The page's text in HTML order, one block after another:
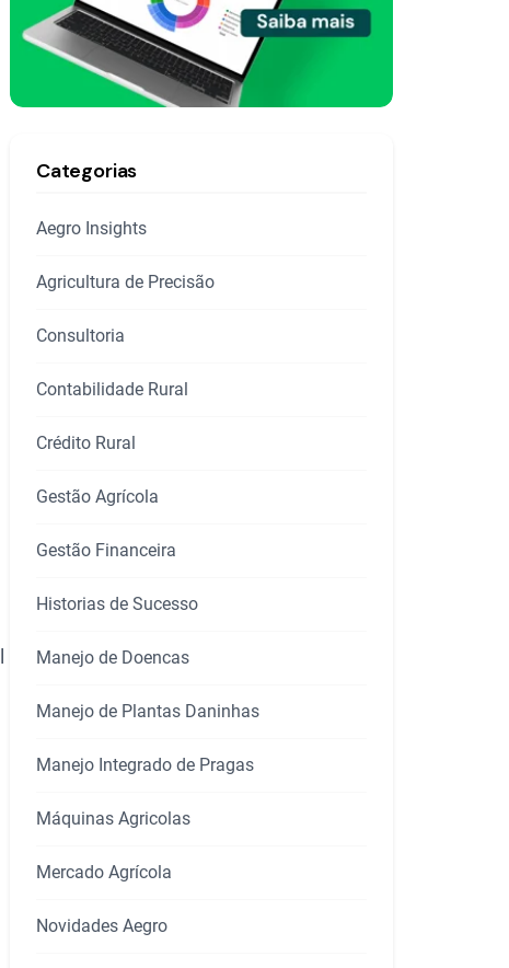
Categorias
Aegro Insights
Agricultura de Precisão
Consultoria
Contabilidade Rural
Crédito Rural
Gestão Agrícola
Gestão Financeira
Historias de Sucesso
Manejo de Doencas
Manejo de Plantas Daninhas
Manejo Integrado de Pragas
Máquinas Agricolas
Mercado Agrícola
Novidades Aegro